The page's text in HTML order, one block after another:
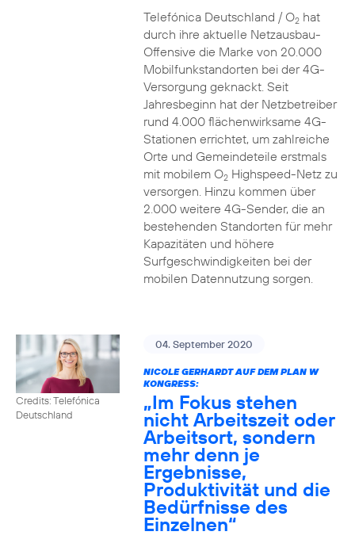
Telefónica Deutschland / O2hat
durch ihre aktuelle Netzausbau-
Offensive die Marke von 20.000
Mobilfunkstandorten bei der 4G-
Versorgung geknackt. Seit
Jahresbeginn hat der Netzbetreiber
rund 4.000 flächenwirksame 4G-
Stationen errichtet, um zahlreiche
Orte und Gemeindeteile erstmals
mit mobilem O2Highspeed-Netz zu
versorgen. Hinzu kommen über
2.000 weitere 4G-Sender, die an
bestehenden Standorten für mehr
Kapazitäten und höhere
Surfgeschwindigkeiten bei der
mobilen Datennutzung sorgen.
Credits: Telefónica
Deutschland
04. September 2020
NICOLE GERHARDT AUF DEM PLAN W
KONGRESS:
„Im Fokus stehen
nicht Arbeitszeit oder
Arbeitsort, sondern
mehr denn je
Ergebnisse,
Produktivität und die
Bedürfnisse des
Einzelnen“